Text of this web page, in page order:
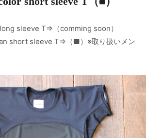
sleeve T⇒（comming soon）
short sleeve T⇒（■）※取り扱いメン